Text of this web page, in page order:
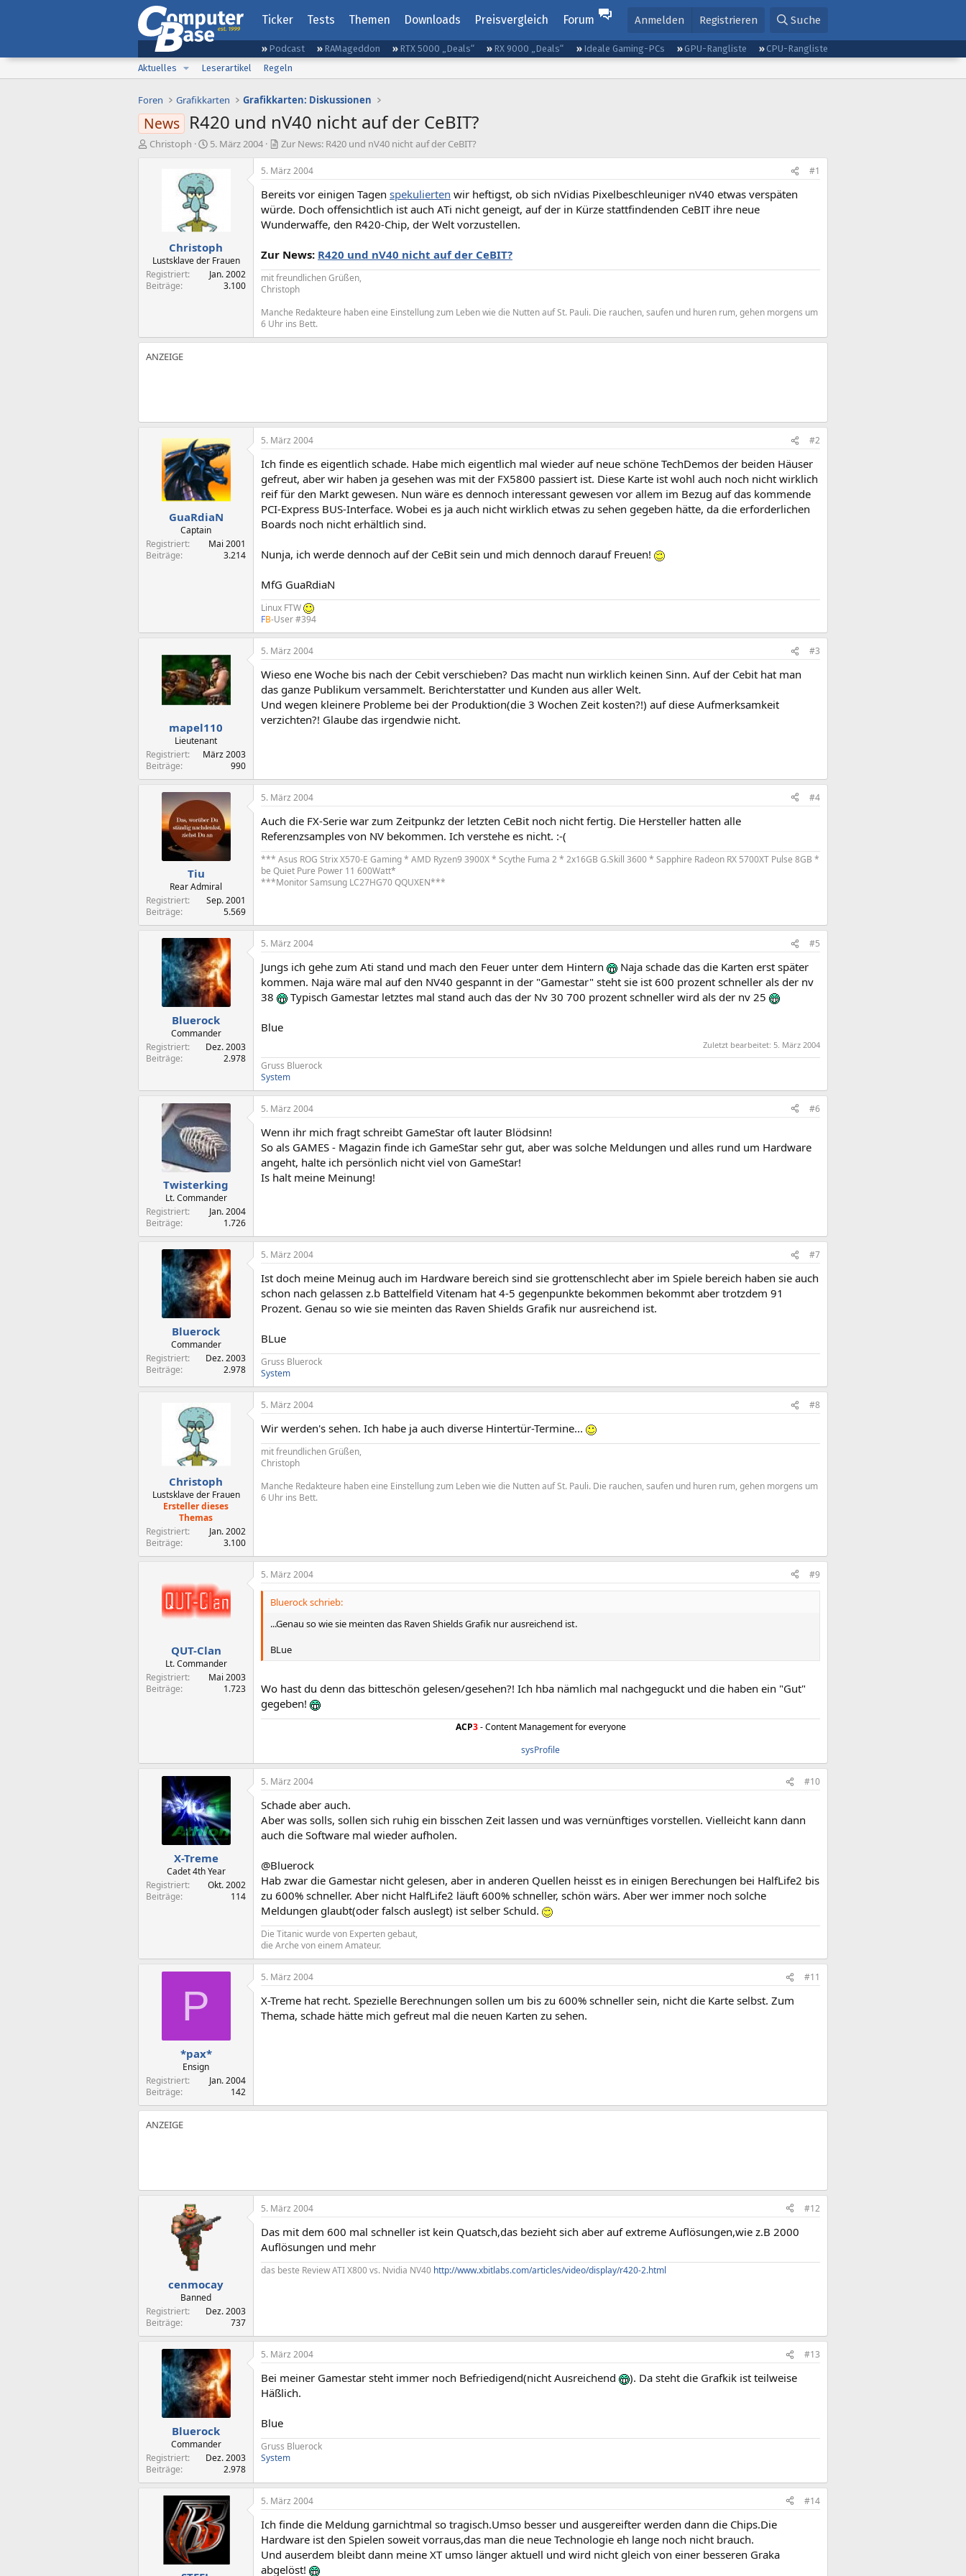
Ticker Tests Themen Downloads Preisvergleich Forum Anmelden Registrieren Suche
Podcast RAMageddon RTX 5000 „Deals“ RX 9000 „Deals“ Ideale Gaming-PCs GPU-Rangliste
CPU-Rangliste
Aktuelles
Leserartikel Regeln
Foren Grafikkarten Grafikkarten: Diskussionen
News R420 und nV40 nicht auf der CeBIT?
E
Christoph
E
t
e
l
t
a
m
5. März 2004 Zur News: R420 und nV40 nicht auf der CeBIT?
Christoph
Lustsklave der Frauen
Registriert
Jan. 2002
Beiträge
3.100
5. März 2004 #1
Bereits vor einigen Tagen spekulierten wir heftigst, ob sich nVidias Pixelbeschleuniger nV40 etwas verspäten
würde. Doch offensichtlich ist auch ATi nicht geneigt, auf der in Kürze stattfindenden CeBIT ihre neue
Wunderwaffe, den R420-Chip, der Welt vorzustellen.
Zur News: R420 und nV40 nicht auf der CeBIT?
mit freundlichen Grüßen,
Christoph
Manche Redakteure haben eine Einstellung zum Leben wie die Nutten auf St. Pauli. Die rauchen, saufen und huren rum, gehen morgens um
6 Uhr ins Bett.
GuaRdiaN
Captain
Registriert
Mai 2001
Beiträge
3.214
5. März 2004 #2
Ich finde es eigentlich schade. Habe mich eigentlich mal wieder auf neue schöne TechDemos der beiden Häuser
gefreut, aber wir haben ja gesehen was mit der FX5800 passiert ist. Diese Karte ist wohl auch noch nicht wirklich
reif für den Markt gewesen. Nun wäre es dennoch interessant gewesen vor allem im Bezug auf das kommende
PCI-Express BUS-Interface. Wobei es ja auch nicht wirklich etwas zu sehen gegeben hätte, da die erforderlichen
Boards noch nicht erhältlich sind.
Nunja, ich werde dennoch auf der CeBit sein und mich dennoch darauf Freuen!
MfG GuaRdiaN
Linux FTW
FB-User #394
mapel110
Lieutenant
Registriert
März 2003
Beiträge
990
5. März 2004 #3
Wieso ene Woche bis nach der Cebit verschieben? Das macht nun wirklich keinen Sinn. Auf der Cebit hat man
das ganze Publikum versammelt. Berichterstatter und Kunden aus aller Welt.
Und wegen kleinere Probleme bei der Produktion(die 3 Wochen Zeit kosten?!) auf diese Aufmerksamkeit
verzichten?! Glaube das irgendwie nicht.
Tiu
Rear Admiral
Registriert
Sep. 2001
Beiträge
5.569
5. März 2004 #4
Auch die FX-Serie war zum Zeitpunkz der letzten CeBit noch nicht fertig. Die Hersteller hatten alle
Referenzsamples von NV bekommen. Ich verstehe es nicht. :-(
*** Asus ROG Strix X570-E Gaming * AMD Ryzen9 3900X * Scythe Fuma 2 * 2x16GB G.Skill 3600 * Sapphire Radeon RX 5700XT Pulse 8GB *
be Quiet Pure Power 11 600Watt*
***Monitor Samsung LC27HG70 QQUXEN***
Bluerock
Commander
Registriert
Dez. 2003
Beiträge
2.978
5. März 2004 #5
Jungs ich gehe zum Ati stand und mach den Feuer unter dem Hintern
Naja schade das die Karten erst später
kommen. Naja wäre mal auf den NV40 gespannt in der "Gamestar" steht sie ist 600 prozent schneller als der nv
38
Typisch Gamestar letztes mal stand auch das der Nv 30 700 prozent schneller wird als der nv 25
Blue
Zuletzt bearbeitet: 5. März 2004
Gruss Bluerock
System
Twisterking
Lt. Commander
Registriert
Jan. 2004
Beiträge
1.726
5. März 2004 #6
Wenn ihr mich fragt schreibt GameStar oft lauter Blödsinn!
So als GAMES - Magazin finde ich GameStar sehr gut, aber was solche Meldungen und alles rund um Hardware
angeht, halte ich persönlich nicht viel von GameStar!
Is halt meine Meinung!
Bluerock
Commander
Registriert
Dez. 2003
Beiträge
2.978
5. März 2004 #7
Ist doch meine Meinug auch im Hardware bereich sind sie grottenschlecht aber im Spiele bereich haben sie auch
schon nach gelassen z.b Battelfield Vitenam hat 4-5 gegenpunkte bekommen bekommt aber trotzdem 91
Prozent. Genau so wie sie meinten das Raven Shields Grafik nur ausreichend ist.
BLue
Gruss Bluerock
System
Christoph
Lustsklave der Frauen
Ersteller dieses
Themas
Registriert
Jan. 2002
Beiträge
3.100
5. März 2004 #8
Wir werden's sehen. Ich habe ja auch diverse Hintertür-Termine...
mit freundlichen Grüßen,
Christoph
Manche Redakteure haben eine Einstellung zum Leben wie die Nutten auf St. Pauli. Die rauchen, saufen und huren rum, gehen morgens um
6 Uhr ins Bett.
QUT-Clan
Lt. Commander
Registriert
Mai 2003
Beiträge
1.723
5. März 2004 #9
Bluerock schrieb:
...Genau so wie sie meinten das Raven Shields Grafik nur ausreichend ist.
BLue
Wo hast du denn das bitteschön gelesen/gesehen?! Ich hba nämlich mal nachgeguckt und die haben ein "Gut"
gegeben!
ACP3- Content Management for everyone
sysProfile
X-Treme
Cadet 4th Year
Registriert
Okt. 2002
Beiträge
114
5. März 2004 #10
Schade aber auch.
Aber was solls, sollen sich ruhig ein bisschen Zeit lassen und was vernünftiges vorstellen. Vielleicht kann dann
auch die Software mal wieder aufholen.
@Bluerock
Hab zwar die Gamestar nicht gelesen, aber in anderen Quellen heisst es in einigen Berechungen bei HalfLife2 bis
zu 600% schneller. Aber nicht HalfLife2 läuft 600% schneller, schön wärs. Aber wer immer noch solche
Meldungen glaubt(oder falsch auslegt) ist selber Schuld.
Die Titanic wurde von Experten gebaut,
die Arche von einem Amateur.
P
*pax*
Ensign
Registriert
Jan. 2004
Beiträge
142
5. März 2004 #11
X-Treme hat recht. Spezielle Berechnungen sollen um bis zu 600% schneller sein, nicht die Karte selbst. Zum
Thema, schade hätte mich gefreut mal die neuen Karten zu sehen.
cenmocay
Banned
Registriert
Dez. 2003
Beiträge
737
5. März 2004 #12
Das mit dem 600 mal schneller ist kein Quatsch,das bezieht sich aber auf extreme Auflösungen,wie z.B 2000
Auflösungen und mehr
das beste Review ATI X800 vs. Nvidia NV40 http://www.xbitlabs.com/articles/video/display/r420-2.html
Bluerock
Commander
Registriert
Dez. 2003
Beiträge
2.978
5. März 2004 #13
Bei meiner Gamestar steht immer noch Befriedigend(nicht Ausreichend
). Da steht die Grafkik ist teilweise
Häßlich.
Blue
Gruss Bluerock
System
5. März 2004 #14
Ich finde die Meldung garnichtmal so tragisch.Umso besser und ausgereifter werden dann die Chips.Die
Hardware ist den Spielen soweit vorraus,das man die neue Technologie eh lange noch nicht brauch.
Und auserdem bleibt dann meine XT umso länger aktuell und wird nicht gleich von einer besseren Graka
abgelöst!